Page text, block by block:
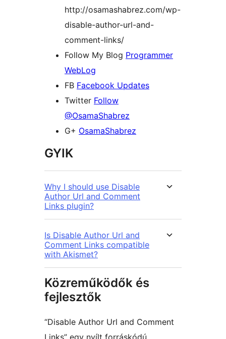
http://osamashabrez.com/wp-
disable-author-url-and-
comment-links/
Follow My Blog Programmer
WebLog
FB Facebook Updates
Twitter Follow
@OsamaShabrez
G+ OsamaShabrez
GYIK
Why I should use Disable
Author Url and Comment
Links plugin?
Is Disable Author Url and
Comment Links compatible
with Akismet?
Közreműködők és
fejlesztők
“Disable Author Url and Comment
Links” egy nyílt forráskódú